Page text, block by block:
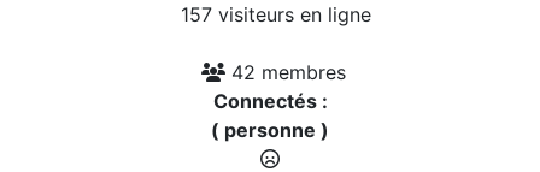
157 visiteurs en ligne
42 membres
Connectés :
( personne )